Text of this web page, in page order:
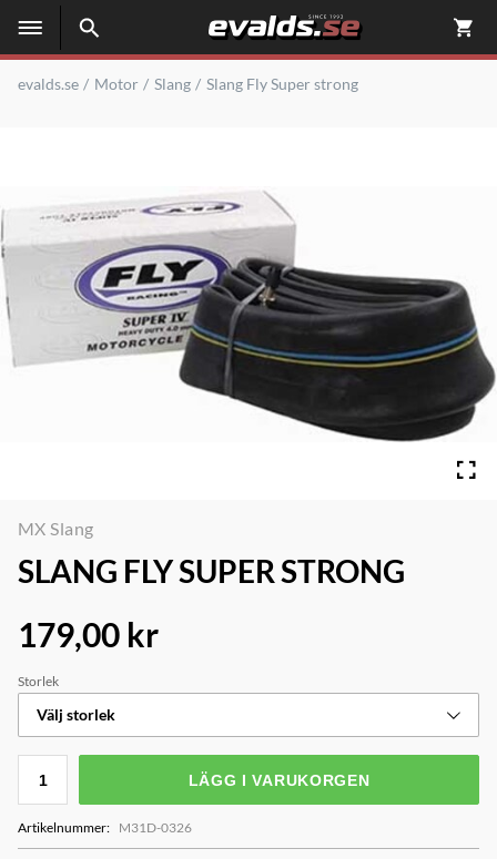
evalds.se Motor Slang Slang Fly Super strong
MX Slang
SLANG FLY SUPER STRONG
179,00 kr
Storlek
Välj storlek
LÄGG I VARUKORGEN
Artikelnummer: M31D-0326